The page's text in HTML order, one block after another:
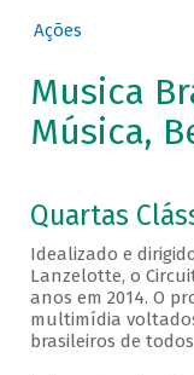
Ações
Musica
Música,
Quartas
Idealizado e
Lanzelotte, o
anos em 2014. O
multimídia
brasileiros de